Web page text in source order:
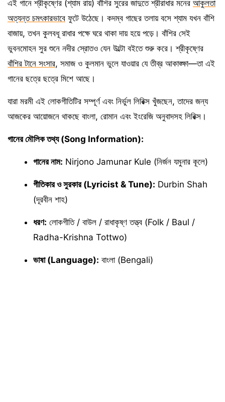
এই গানে শ্রীকৃষ্ণের (শ্যাম রায়) বাঁশির সুরের জাদুতে শ্রীরাধার মনের আকুলতা
অত্যন্ত চমৎকারভাবে ফুটে উঠেছে। কদম্ব গাছের তলায় বসে শ্যাম যখন বাঁশি
বাজায়, তখন কুলবধূ রাধার পক্ষে ঘরে থাকা দায় হয়ে পড়ে। বাঁশির সেই
ভুবনমোহন সুর শুনে নদীর স্রোতও যেন উল্টো বইতে শুরু করে। শ্রীকৃষ্ণের
বাঁশির টানে সংসার, সমাজ ও কুলমান ভুলে যাওয়ার যে তীব্র আকাঙ্ক্ষা—তা এই
গানের ছত্রে ছত্রে মিশে আছে।
যারা মরমী এই লোকগীতিটির সম্পূর্ণ এবং নির্ভুল লিরিক্স খুঁজছেন, তাদের জন্য
আজকের আয়োজনে থাকছে বাংলা, রোমান এবং ইংরেজি অনুবাদসহ লিরিক্স।
গানের মৌলিক তথ্য (Song Information):
গানের নাম: Nirjono Jamunar Kule (নির্জন যমুনার কূলে)
গীতিকার ও সুরকার (Lyricist & Tune): Durbin Shah
(দূরবীন শাহ)
ধরণ: লোকগীতি / বাউল / রাধাকৃষ্ণ তত্ত্ব (Folk / Baul /
Radha-Krishna Tottwo)
ভাষা (Language): বাংলা (Bengali)